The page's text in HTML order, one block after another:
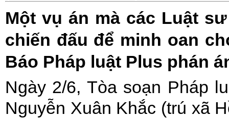
Một vụ án mà các Luật
chiến đấu để minh oan
Báo Pháp luật Plus phán
Ngày 2/6, Tòa soạn Pháp
Nguyễn Xuân Khắc (trú xã